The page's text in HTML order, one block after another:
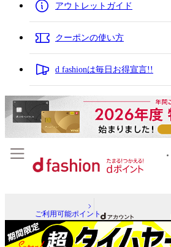
アウトレットガイド
クーポンの使い方
d fashionは毎日お得宣言!!
ご利用可能ポイント